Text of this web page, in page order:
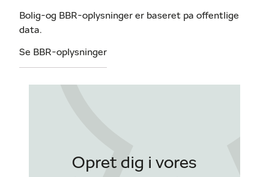
Bolig-og BBR-oplysninger er baseret pa offentlige
data.
Se BBR-oplysninger
Opret dig i vores